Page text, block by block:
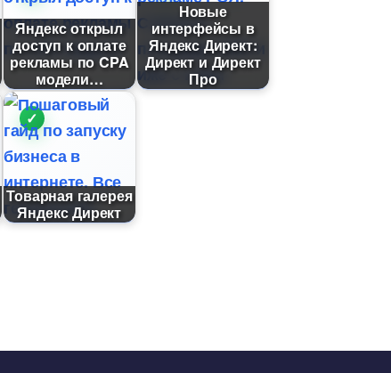
Яндекс открыл
доступ к оплате
рекламы по CPA
модели
Новые
интерфейсы
Яндекс Директ:
Директ и Директ
Про
Товарная галерея
Яндекс Директ